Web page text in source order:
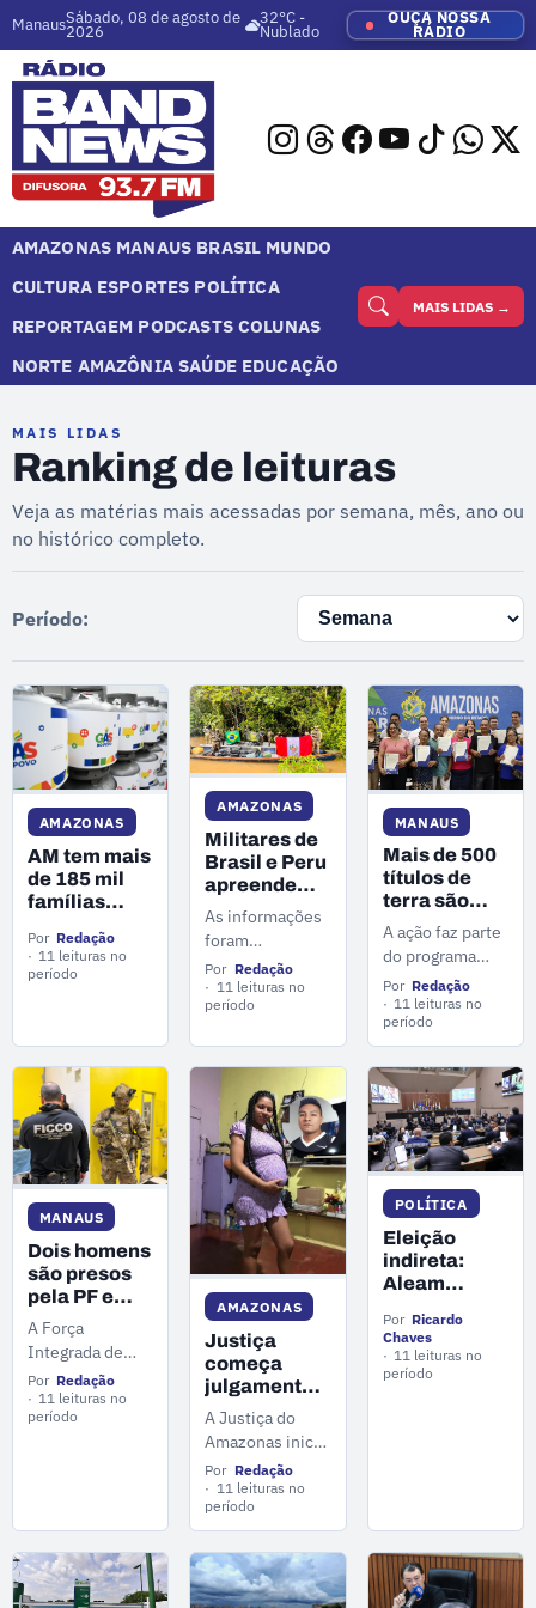
ManausSábado, 08 de agosto de
2026
32°C -
Nublado
OUÇA NOSSA
RÁDIO
AMAZONAS MANAUS BRASIL MUNDO
CULTURA ESPORTES POLÍTICA
REPORTAGEM PODCASTS COLUNAS
NORTE AMAZÔNIA SAÚDE EDUCAÇÃO
MAIS LIDAS →
MAIS LIDAS
Ranking de leituras
Veja as matérias mais acessadas por semana, mês, ano ou
no histórico completo.
Período:
AMAZONAS
AM tem mais
de 185 mil
famílias
pelo Gás do
Povo em
Por Redação
11 leituras no
período
AMAZONAS
Militares de
Brasil e Peru
apreendem
quase uma
tonelada de
drogas em
ação no AM
As informações
foram
divulgadas nesta
quinta-feira,
referente a
Por Redação
11 leituras no
período
MANAUS
Mais de 500
títulos de
terra são
entregues a
moradores
de Manaus
A ação faz parte
do programa
Amazonas Meu
Lar e amplia para
mais de 22 mil o
número de
famílias
beneficiadas
com
regularização
fundiária no
estado.
Por Redação
11 leituras no
período
MANAUS
Dois homens
são presos
pela PF e
quase 35 kg
de drogas
apreendidos
nessa terça-
feira (16) em
A Força
Integrada de
Combate ao
Crime
Organizado no
prende dois
homens por
Por Redação
11 leituras no
período
AMAZONAS
Justiça
começa
julgamento
do “Caso
Débora”
nesta
quarta-feira
(27)
A Justiça do
Amazonas inicia
nesta quarta-
feira (27) o
julgamento dos
réus acusados
da morte da
gestante Débora
Por Redação
11 leituras no
período
POLÍTICA
Eleição
indireta:
Aleam
edital com
prazos e
exigências
Por Ricardo
Chaves
11 leituras no
período